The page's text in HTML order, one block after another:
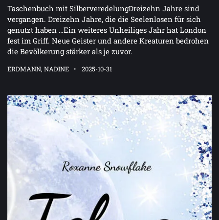
Taschenbuch mit SilberveredelungDreizehn Jahre sind
vergangen. Dreizehn Jahre, die die Seelenlosen für sich
genutzt haben …Ein weiteres Unheiliges Jahr hat London
fest im Griff. Neue Geister und andere Kreaturen bedrohen
die Bevölkerung stärker als je zuvor.
ERDMANN, NADINE 2025-10-31